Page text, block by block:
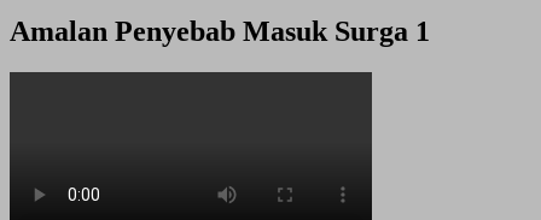
Amalan Penyebab Masuk Surga 1